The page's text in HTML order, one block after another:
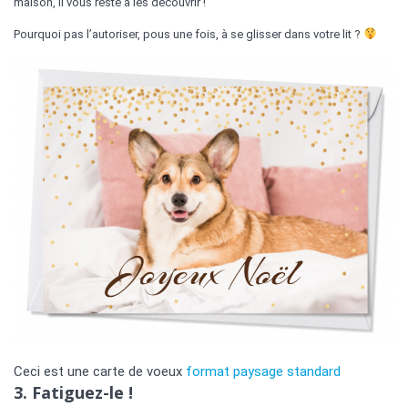
Pourquoi pas l’autoriser, pous une fois, à se glisser dans votre lit ?
Ceci est une carte de voeux format paysage standard
3. Fatiguez-le !